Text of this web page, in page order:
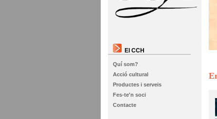
El CCH
Quí som?
Acció cultural
Productes i serveis
Fes-te'n soci
Contacte